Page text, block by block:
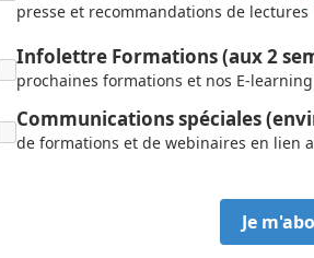
presse et recommandations de lectures
Infolettre Formations (aux 2
prochaines formations et nos E-
Communications spéciales
de formations et de webinaires en lien
Je